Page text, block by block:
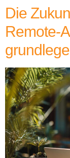
Die
Remote-